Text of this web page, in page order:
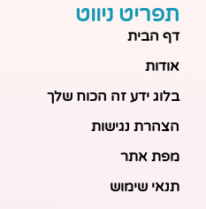
תפריט ניווט
דף הבית
אודות
בלוג ידע זה הכוח שלך
הצהרת נגישות
מפת אתר
תנאי שימוש